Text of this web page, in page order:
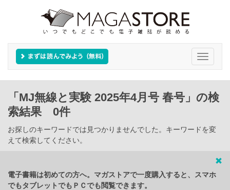
Toggle
「MJ無線と実験 2025年4月号 春号」の検
索結果 0件
お探しのキーワードでは見つかりませんでした。キーワードを変
えて検索してください。
電子書籍は初めての方へ。マガストアで一度購入すると、スマホ
でもタブレットでもＰＣでも閲覧できます。